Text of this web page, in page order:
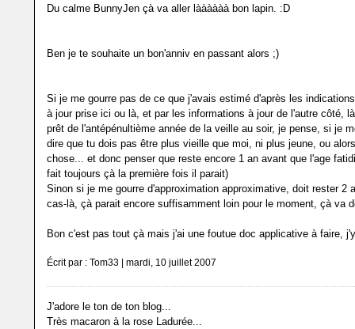
Du calme BunnyJen çà va aller làààààà bon lapin. :D
Ben je te souhaite un bon'anniv en passant alors ;)
Si je me gourre pas de ce que j'avais estimé d'après les
à jour prise ici ou là, et par les informations à jour de l'autre côté,
prêt de l'antépénultième année de la veille au soir, je pense, si je
dire que tu dois pas être plus vieille que moi, ni plus jeune, ou
chose... et donc penser que reste encore 1 an avant que l'age
fait toujours çà la première fois il parait)
Sinon si je me gourre d'approximation approximative, doit rester 2
cas-là, çà parait encore suffisamment loin pour le moment, çà va
Bon c'est pas tout çà mais j'ai une foutue doc applicative à faire,
Écrit par : Tom33 | mardi, 10 juillet 2007
J'adore le ton de ton blog...
Très macaron à la rose Ladurée...